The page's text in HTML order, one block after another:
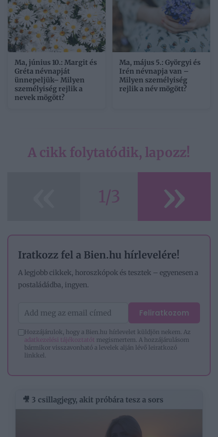
Ma, június 10.: Margit és
Gréta névnapját
ünnepeljük– Milyen
személyiség rejlik a
nevek mögött?
Ma, május 5.: Györgyi és
Irén névnapja van –
Milyen személyiség
rejlik a név mögött?
A cikk folytatódik, lapozz!
1/3 »
Iratkozz fel a Bien.hu hírlevelére!
A legjobb cikkek, horoszkópok és tesztek – egyenesen a
postaládádba, ingyen.
Feliratkozom
Hozzájárulok, hogy a Bien.hu hírlevelet küldjön nekem. Az
adatkezelési tájékoztatót megismertem. A hozzájárulásom
bármikor visszavonható a levelek alján lévő leiratkozó
linkkel.
🎥 3 csillagjegy, akit próbára tesz a sors